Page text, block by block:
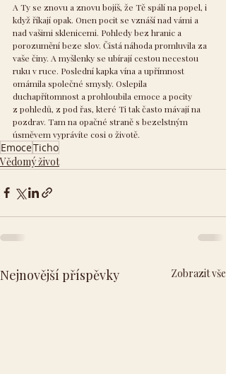
A Ty se znovu a znovu bojíš, že Tě spálí na popel, i
když říkají opak. Onen pocit se vznáší nad vámi a
nad vašimi sklenicemi. Pohledy bez hranic a
porozumění beze slov. Čistá náhoda promluvila za
vaše činy. A myšlenky se ubírají cestou necestou
ruku v ruce. Poslední kapka vína a upřímnost
omámila společné smysly. Oslepila
duchapřítomnost a prohloubila emoce a pocity
z pohledů, z pod řas, které Ti tak často mávají na
pozdrav. Tam na opačné straně s bezelstným
úsměvem vyprávíte cosi o životě.
EmoceTicho
Vědomý život
Nejnovější příspěvky Zobrazit vše